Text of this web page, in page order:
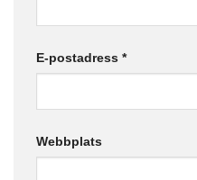
E-postadress *
Webbplats